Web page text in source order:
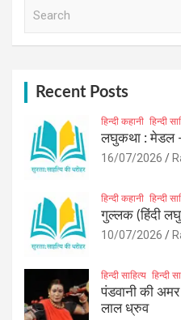
Recent Posts
हिन्दी कहानी हिन्दी
लघुकथा : मेडल -
16/07/2026
हिन्दी कहानी हिन्दी
गुल्लक (हिंदी
10/07/2026
हिन्दी साहित्य हिन्दी
पंडवानी की
लाल ध्रुव